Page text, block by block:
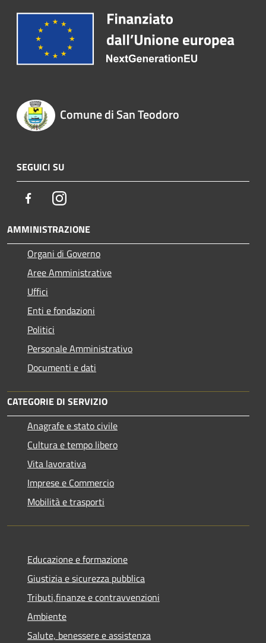
Comune di San Teodoro
SEGUICI SU
FacebookInstagram
AMMINISTRAZIONE
Organi di Governo
Aree Amministrative
Uffici
Enti e fondazioni
Politici
Personale Amministrativo
Documenti e dati
CATEGORIE DI SERVIZIO
Anagrafe e stato civile
Cultura e tempo libero
Vita lavorativa
Imprese e Commercio
Mobilità e trasporti
Educazione e formazione
Giustizia e sicurezza pubblica
Tributi,finanze e contravvenzioni
Ambiente
Salute, benessere e assistenza